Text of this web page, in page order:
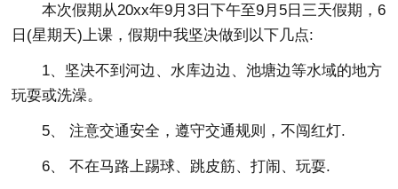
本次假期从20xx年9月3日下午至9月5日三天假期，6
日(星期天)上课，假期中我坚决做到以下几点:
1、坚决不到河边、水库边边、池塘边等水域的地方
玩耍或洗澡。
5、 注意交通安全，遵守交通规则，不闯红灯.
6、 不在马路上踢球、跳皮筋、打闹、玩耍.